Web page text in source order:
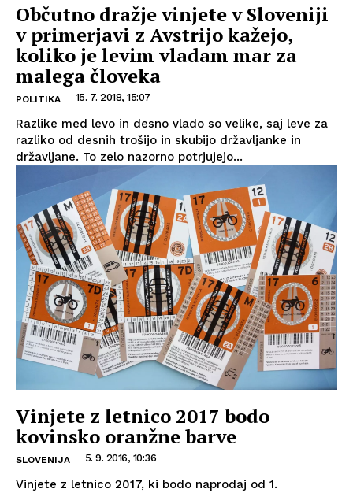
Občutno dražje vinjete v Sloveniji
v primerjavi z Avstrijo kažejo,
koliko je levim vladam mar za
malega človeka
POLITIKA 15. 7. 2018, 15:07
Razlike med levo in desno vlado so velike, saj leve za
razliko od desnih trošijo in skubijo državljanke in
državljane. To zelo nazorno potrjujejo...
Vinjete z letnico 2017 bodo
kovinsko oranžne barve
SLOVENIJA 5. 9. 2016, 10:36
Vinjete z letnico 2017, ki bodo naprodaj od 1.